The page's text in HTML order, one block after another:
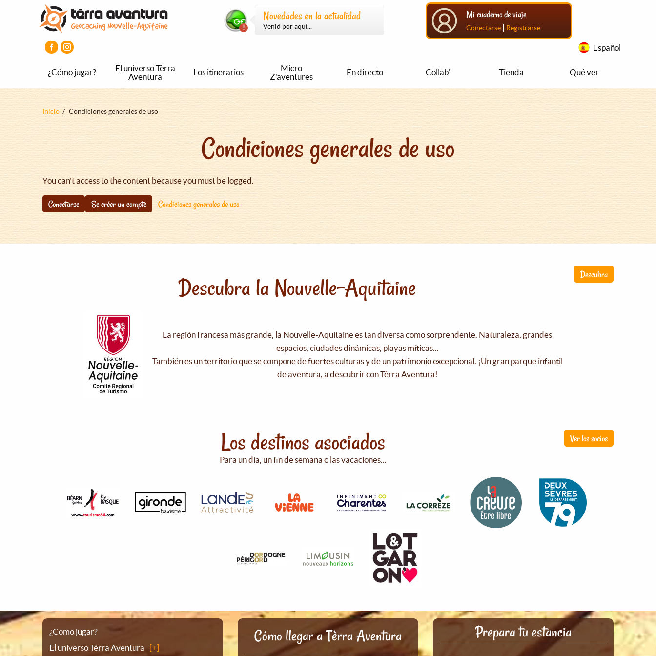
Novedades en la actualidad
Venid por aquí...
Mi cuaderno de viaje
Conectarse | Registrarse
Español
¿Cómo jugar?
El universo Tèrra
Aventura
Los itinerarios
Micro
Z'aventures
En directo Collab' Tienda Qué ver
Sobrescribir
ayuda
la
navegación
Inicio Condiciones generales de uso
Condiciones generales de uso
You can't access to the content because you must be logged.
Conectarse Se créer un compte Condiciones generales de uso
Descubra
Descubra la Nouvelle-Aquitaine
La región francesa más grande, la Nouvelle-Aquitaine es tan diversa como sorprendente. Naturaleza, grandes
espacios, ciudades dinámicas, playas míticas...
También es un territorio que se compone de fuertes culturas y de un patrimonio excepcional. ¡Un gran parque infantil
de aventura, a descubrir con Tèrra Aventura!
Ver los socios
Los destinos asociados
Para un día, un fin de semana o las vacaciones...
Plano
¿Cómo jugar?
El universo Tèrra Aventura
Cómo llegar a Tèrra Aventura Prepara tu estancia